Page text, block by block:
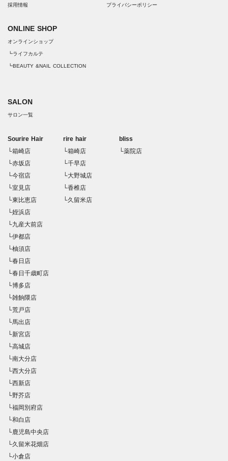
採用情報
ONLINE SHOP
オンラインショップ
┗ライフカルテ
┗BEAUTY &NAIL COLLECTION
プライバシーポリシー
SALON
サロン一覧
Sourire Hair
└箱崎店
└赤坂店
└今宿店
└室見店
└東比恵店
└姪浜店
└九産大前店
└伊都店
└柚須店
└春日店
└春日千歳町店
└博多店
└雑餉隈店
└荒戸店
└馬出店
└新宮店
└高城店
└南大分店
└西大分店
└西新店
└野芥店
└福岡別府店
└和白店
└鹿児島中央店
└久留米花畑店
└小倉店
rire hair
└箱崎店
└千早店
└大野城店
└香椎店
└久留米店
bliss
└薬院店